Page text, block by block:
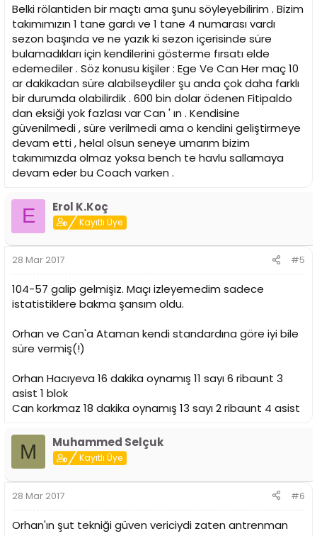
Belki rölantiden bir maçtı ama şunu söyleyebilirim . Bizim
takımımızın 1 tane gardı ve 1 tane 4 numarası vardı
sezon başında ve ne yazık ki sezon içerisinde süre
bulamadıkları için kendilerini gösterme fırsatı elde
edemediler . Söz konusu kişiler : Ege Ve Can Her maç 10
ar dakikadan süre alabilseydiler şu anda çok daha farklı
bir durumda olabilirdik . 600 bin dolar ödenen Fitipaldo
dan eksiği yok fazlası var Can ' ın . Kendisine
güvenilmedi , süre verilmedi ama o kendini geliştirmeye
devam etti , helal olsun seneye umarım bizim
takımımızda olmaz yoksa bench te havlu sallamaya
devam eder bu Coach varken .
E Erol K.Koç
Kayıtlı Üye
28 Mar 2017 #5
104-57 galip gelmişiz. Maçı izleyemedim sadece
istatistiklere bakma şansım oldu.
Orhan ve Can'a Ataman kendi standardına göre iyi bile
süre vermiş(!)
Orhan Hacıyeva 16 dakika oynamış 11 sayı 6 ribaunt 3
asist 1 blok
Can korkmaz 18 dakika oynamış 13 sayı 2 ribaunt 4 asist
M Muhammed Selçuk
Kayıtlı Üye
28 Mar 2017 #6
Orhan'ın şut tekniği güven vericiydi zaten antrenman